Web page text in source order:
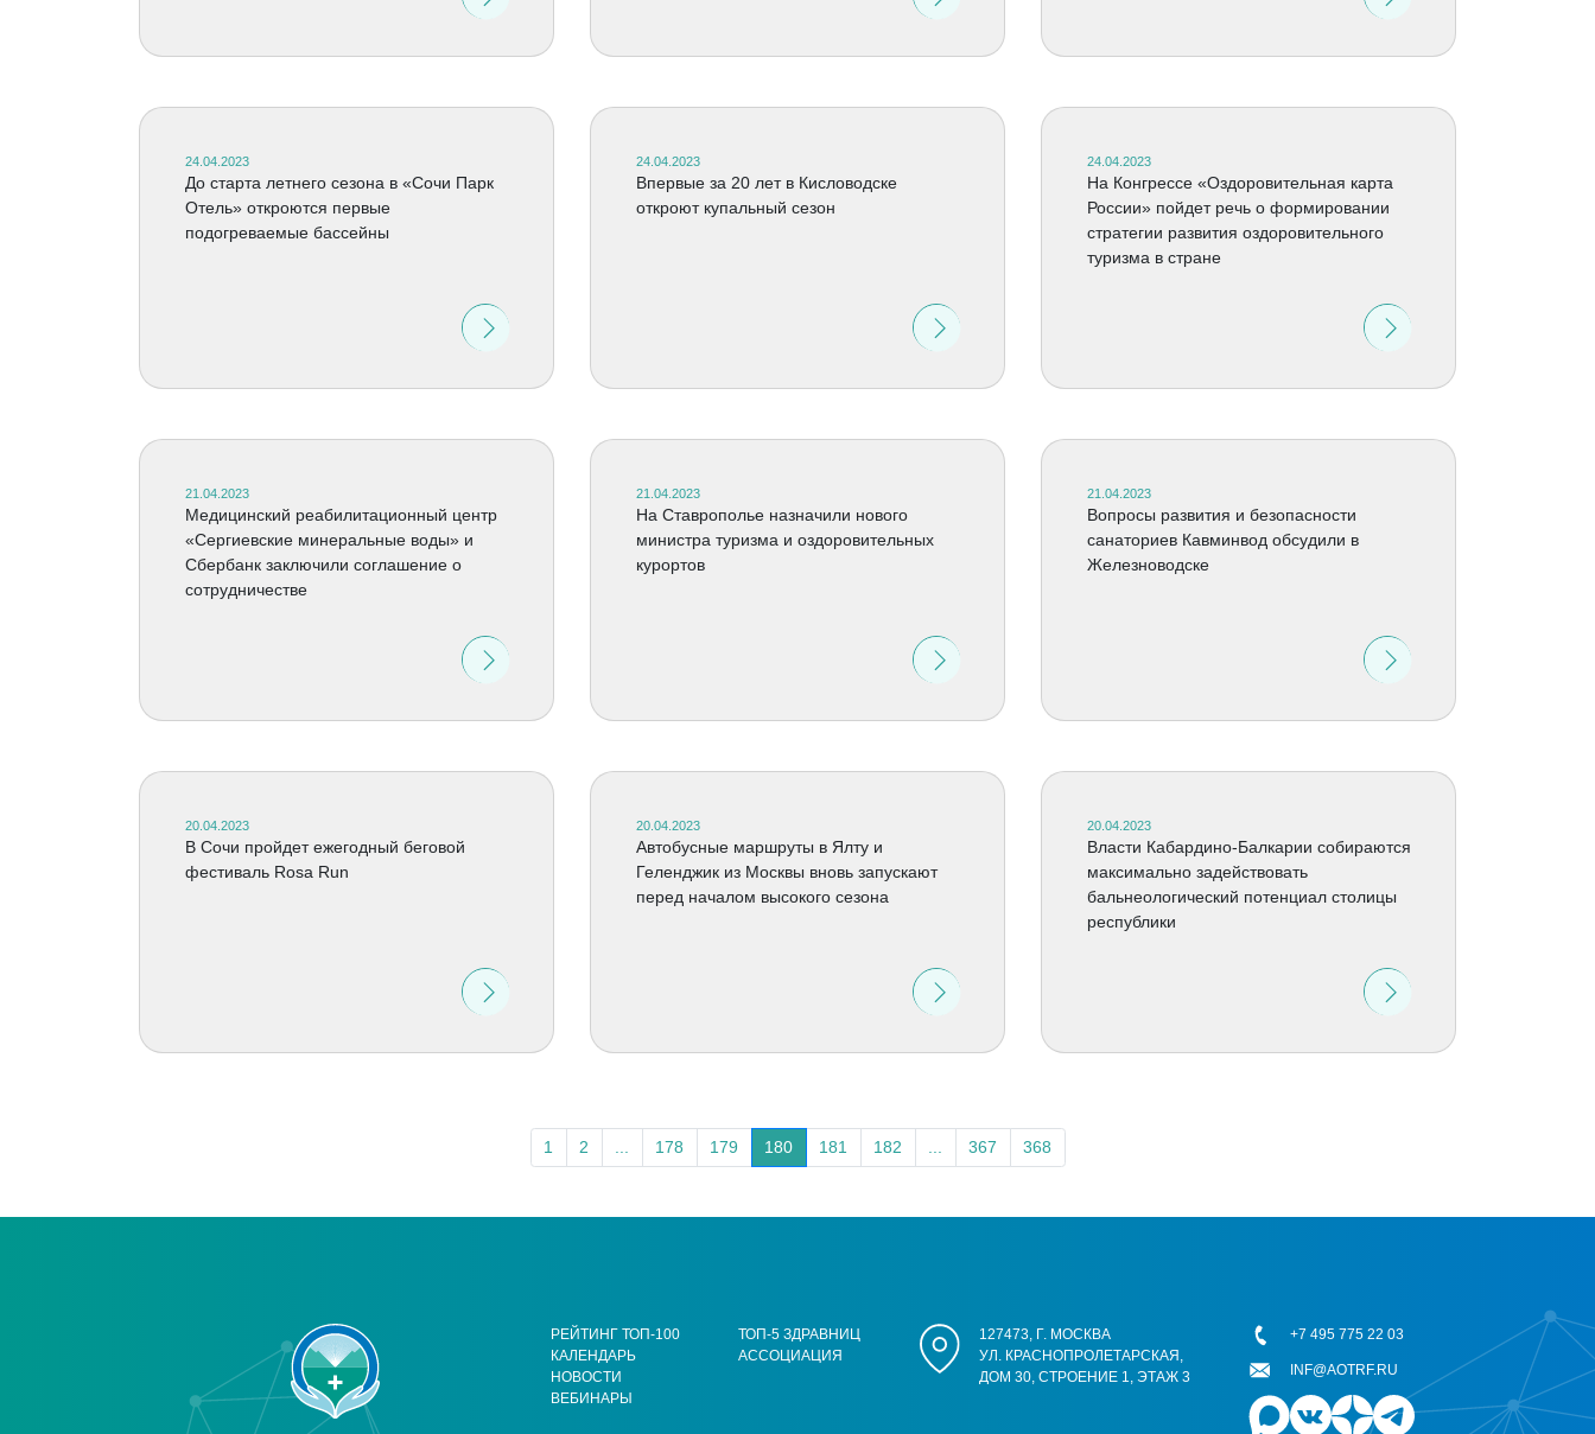
24.04.2023
До старта летнего сезона в «Сочи Парк
Отель» откроются первые
подогреваемые бассейны
24.04.2023
Впервые за 20 лет в Кисловодске
откроют купальный сезон
24.04.2023
На Конгрессе «Оздоровительная карта
России» пойдет речь о формировании
стратегии развития оздоровительного
туризма в стране
21.04.2023
Медицинский реабилитационный центр
«Сергиевские минеральные воды» и
Сбербанк заключили соглашение о
сотрудничестве
21.04.2023
На Ставрополье назначили нового
министра туризма и оздоровительных
курортов
21.04.2023
Вопросы развития и безопасности
санаториев Кавминвод обсудили в
Железноводске
20.04.2023
В Сочи пройдет ежегодный беговой
фестиваль Rosa Run
20.04.2023
Автобусные маршруты в Ялту и
Геленджик из Москвы вновь запускают
перед началом высокого сезона
20.04.2023
Власти Кабардино-Балкарии собираются
максимально задействовать
бальнеологический потенциал столицы
республики
1 2 178 179 180 181 182 367 368
РЕЙТИНГ ТОП-100
КАЛЕНДАРЬ
НОВОСТИ
ВЕБИНАРЫ
ТОП-5 ЗДРАВНИЦ
АССОЦИАЦИЯ
127473, Г. МОСКВА
УЛ. КРАСНОПРОЛЕТАРСКАЯ,
ДОМ 30, СТРОЕНИЕ 1, ЭТАЖ 3
+7 495 775 22 03
INF@AOTRF.RU